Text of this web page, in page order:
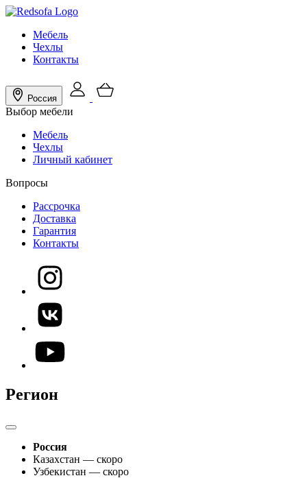
Мебель
Чехлы
Контакты
Россия
Выбор мебели
Мебель
Чехлы
Личный кабинет
Вопросы
Рассрочка
Доставка
Гарантия
Контакты
Регион
Россия
Казахстан — скоро
Узбекистан — скоро